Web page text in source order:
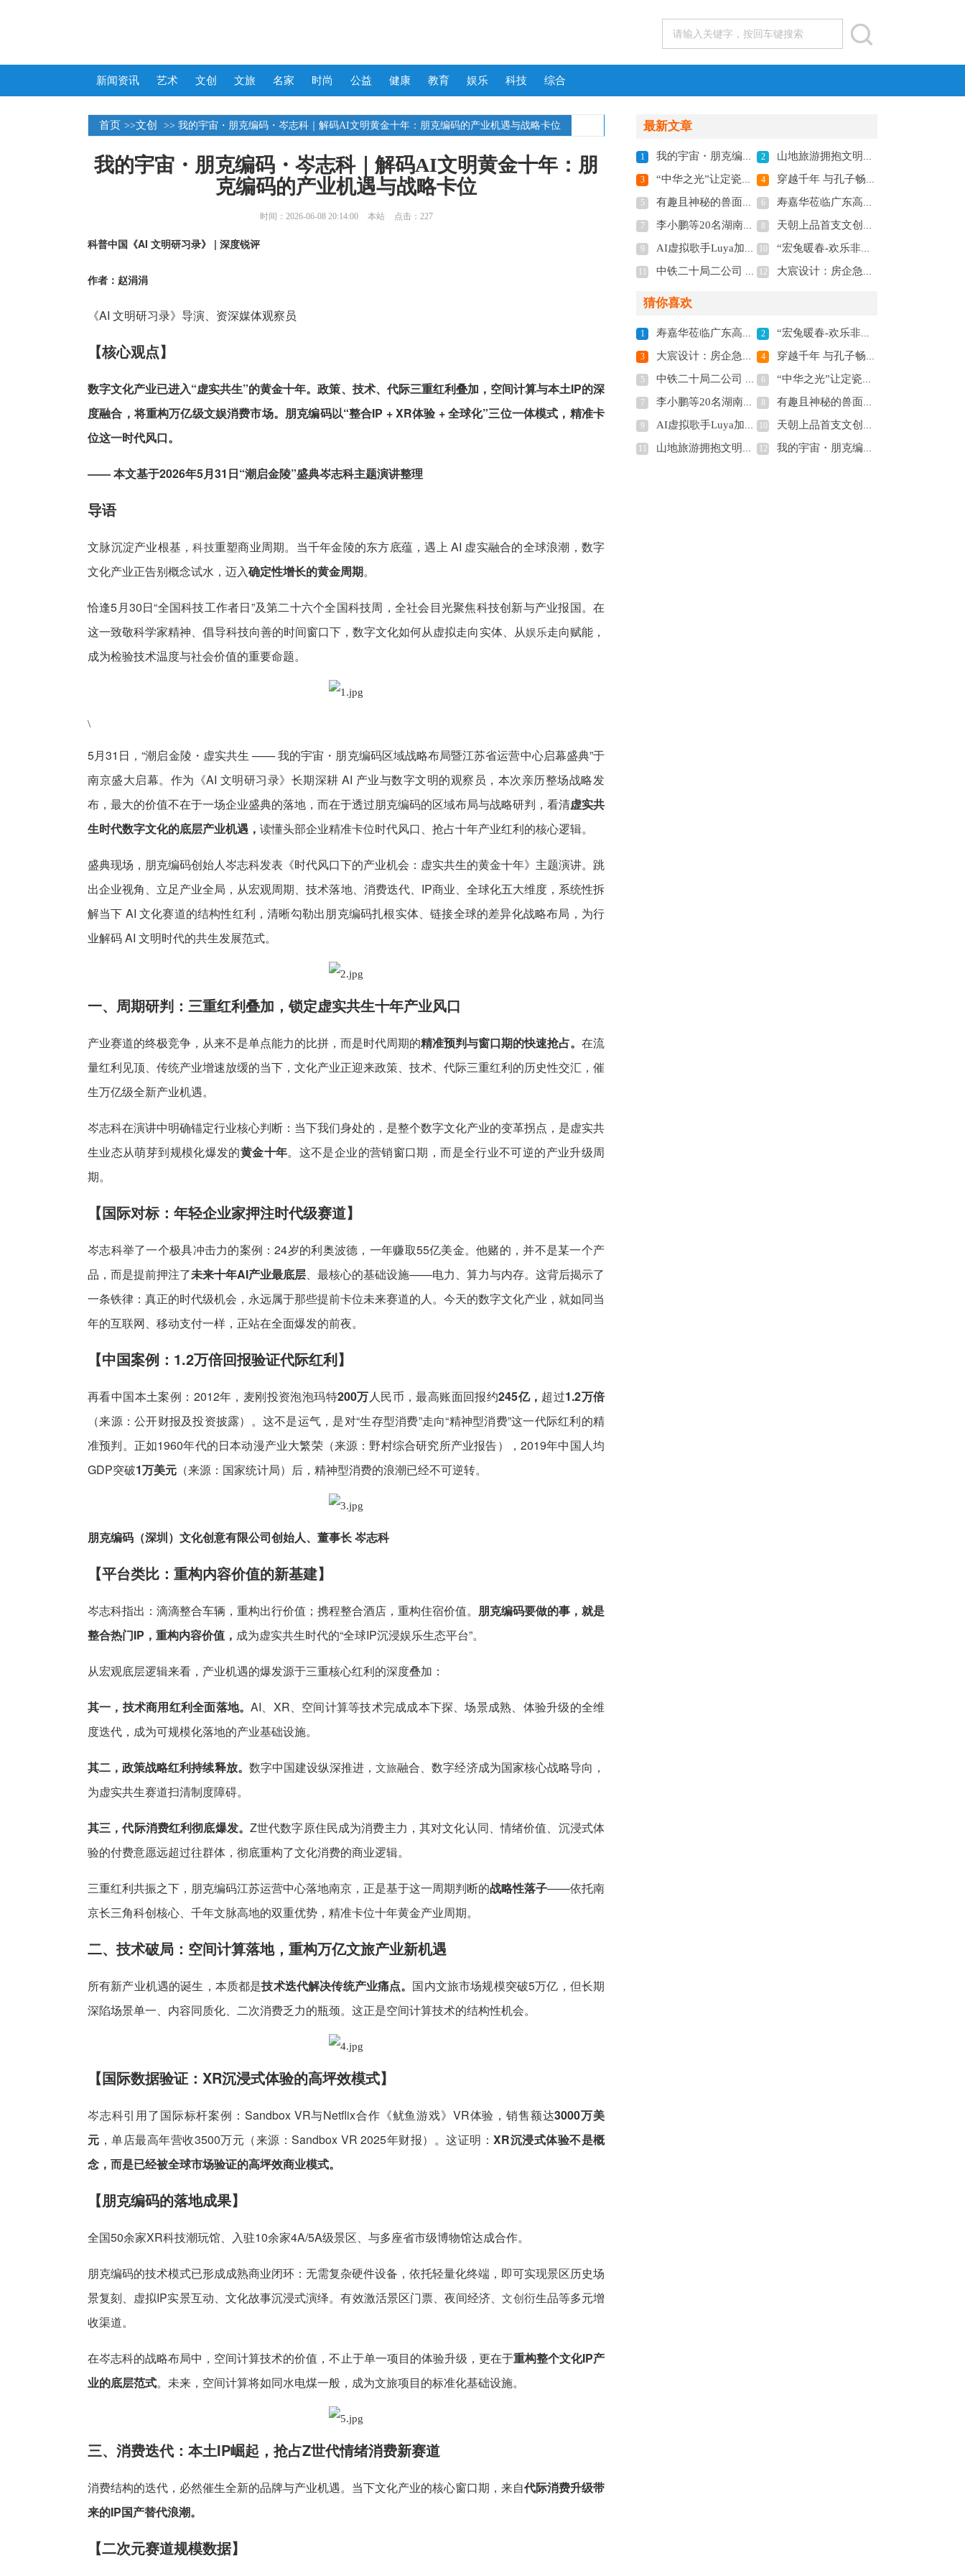
新闻资讯 艺术 文创 文旅 名家 时尚 公益 健康 教育 娱乐 科技 综合
首页 >>文创 >> 我的宇宙・朋克编码・岑志科｜解码AI文明黄金十年：朋克编码的产业机遇与战略卡位
我的宇宙・朋克编码・岑志科｜解码AI文明黄金十年：朋
克编码的产业机遇与战略卡位
时间：2026-06-08 20:14:00 本站 点击：227
科普中国《AI 文明研习录》 | 深度锐评
作者：赵涓涓
《AI 文明研习录》导演、资深媒体观察员
【核心观点】
数字文化产业已进入“虚实共生”的黄金十年。政策、技术、代际三重红利叠加，空间计算与本土IP的深
度融合，将重构万亿级文娱消费市场。朋克编码以“整合IP + XR体验 + 全球化”三位一体模式，精准卡
位这一时代风口。
—— 本文基于2026年5月31日“潮启金陵”盛典岑志科主题演讲整理
导语
文脉沉淀产业根基，科技重塑商业周期。当千年金陵的东方底蕴，遇上 AI 虚实融合的全球浪潮，数字
文化产业正告别概念试水，迈入确定性增长的黄金周期。
恰逢5月30日“全国科技工作者日”及第二十六个全国科技周，全社会目光聚焦科技创新与产业报国。在
这一致敬科学家精神、倡导科技向善的时间窗口下，数字文化如何从虚拟走向实体、从娱乐走向赋能，
成为检验技术温度与社会价值的重要命题。
\
5月31日，“潮启金陵・虚实共生 —— 我的宇宙・朋克编码区域战略布局暨江苏省运营中心启幕盛典”于
南京盛大启幕。作为《AI 文明研习录》长期深耕 AI 产业与数字文明的观察员，本次亲历整场战略发
布，最大的价值不在于一场企业盛典的落地，而在于透过朋克编码的区域布局与战略研判，看清虚实共
生时代数字文化的底层产业机遇， 读懂头部企业精准卡位时代风口、抢占十年产业红利的核心逻辑。
盛典现场，朋克编码创始人岑志科发表《时代风口下的产业机会：虚实共生的黄金十年》主题演讲。跳
出企业视角、立足产业全局，从宏观周期、技术落地、消费迭代、IP商业、全球化五大维度，系统性拆
解当下 AI 文化赛道的结构性红利，清晰勾勒出朋克编码扎根实体、链接全球的差异化战略布局，为行
业解码 AI 文明时代的共生发展范式。
一、周期研判：三重红利叠加，锁定虚实共生十年产业风口
产业赛道的终极竞争，从来不是单点能力的比拼，而是时代周期的精准预判与窗口期的快速抢占。 在流
量红利见顶、传统产业增速放缓的当下，文化产业正迎来政策、技术、代际三重红利的历史性交汇，催
生万亿级全新产业机遇。
岑志科在演讲中明确锚定行业核心判断：当下我们身处的，是整个数字文化产业的变革拐点，是虚实共
生业态从萌芽到规模化爆发的黄金十年。这不是企业的营销窗口期，而是全行业不可逆的产业升级周
期。
【国际对标：年轻企业家押注时代级赛道】
岑志科举了一个极具冲击力的案例：24岁的利奥波德，一年赚取55亿美金。他赌的，并不是某一个产
品，而是提前押注了未来十年AI产业最底层、最核心的基础设施——电力、算力与内存。这背后揭示了
一条铁律：真正的时代级机会，永远属于那些提前卡位未来赛道的人。今天的数字文化产业，就如同当
年的互联网、移动支付一样，正站在全面爆发的前夜。
【中国案例：1.2万倍回报验证代际红利】
再看中国本土案例：2012年，麦刚投资泡泡玛特200万人民币，最高账面回报约245亿， 超过1.2万倍
（来源：公开财报及投资披露）。这不是运气，是对“生存型消费”走向“精神型消费”这一代际红利的精
准预判。正如1960年代的日本动漫产业大繁荣（来源：野村综合研究所产业报告），2019年中国人均
GDP突破1万美元 （来源：国家统计局）后，精神型消费的浪潮已经不可逆转。
朋克编码（深圳）文化创意有限公司创始人、董事长 岑志科
【平台类比：重构内容价值的新基建】
岑志科指出：滴滴整合车辆，重构出行价值；携程整合酒店，重构住宿价值。 朋克编码要做的事，就是
整合热门IP，重构内容价值， 成为虚实共生时代的“全球IP沉浸娱乐生态平台”。
从宏观底层逻辑来看，产业机遇的爆发源于三重核心红利的深度叠加：
其一，技术商用红利全面落地。AI、XR、空间计算等技术完成成本下探、场景成熟、体验升级的全维
度迭代，成为可规模化落地的产业基础设施。
其二，政策战略红利持续释放。 数字中国建设纵深推进，文旅融合、数字经济成为国家核心战略导向，
为虚实共生赛道扫清制度障碍。
其三，代际消费红利彻底爆发。 Z世代数字原住民成为消费主力，其对文化认同、情绪价值、沉浸式体
验的付费意愿远超过往群体，彻底重构了文化消费的商业逻辑。
三重红利共振之下，朋克编码江苏运营中心落地南京，正是基于这一周期判断的战略性落子——依托南
京长三角科创核心、千年文脉高地的双重优势，精准卡位十年黄金产业周期。
二、技术破局：空间计算落地，重构万亿文旅产业新机遇
所有新产业机遇的诞生，本质都是技术迭代解决传统产业痛点。 国内文旅市场规模突破5万亿，但长期
深陷场景单一、内容同质化、二次消费乏力的瓶颈。这正是空间计算技术的结构性机会。
【国际数据验证：XR沉浸式体验的高坪效模式】
岑志科引用了国际标杆案例：Sandbox VR与Netflix合作《鱿鱼游戏》VR体验，销售额达3000万美
元 ，单店最高年营收3500万元（来源：Sandbox VR 2025年财报）。这证明： XR沉浸式体验不是概
念，而是已经被全球市场验证的高坪效商业模式。
【朋克编码的落地成果】
全国50余家XR科技潮玩馆、入驻10余家4A/5A级景区、与多座省市级博物馆达成合作。
朋克编码的技术模式已形成成熟商业闭环：无需复杂硬件设备，依托轻量化终端，即可实现景区历史场
景复刻、虚拟IP实景互动、文化故事沉浸式演绎。有效激活景区门票、夜间经济、文创衍生品等多元增
收渠道。
在岑志科的战略布局中，空间计算技术的价值，不止于单一项目的体验升级，更在于重构整个文化IP产
业的底层范式。未来，空间计算将如同水电煤一般，成为文旅项目的标准化基础设施。
三、消费迭代：本土IP崛起，抢占Z世代情绪消费新赛道
消费结构的迭代，必然催生全新的品牌与产业机遇。当下文化产业的核心窗口期，来自代际消费升级带
来的IP国产替代浪潮。
【二次元赛道规模数据】
最新文章
1 我的宇宙・朋克编码・岑志科｜解码AI文明黄金十年：朋克编码的产业机遇与战略卡位 2 山地旅游拥抱文明互鉴的世界丨2024“国际山地旅游日”主题活动将在法国尼斯举办
3 “中华之光”让定瓷数字化发光 4 穿越千年 与孔子畅谈数字藏品
5 有趣且神秘的兽面玉琮砚 弄潮儿们快来看 6 寿嘉华莅临广东高州考察，高凉南山彩玉荣登玉中新贵
7 李小鹏等20名湖南作家加入中国诗歌学会 8 天朝上品首支文创作品——二十四节气系列“春之韵”正式发布
9 AI虚拟歌手Luya加盟“虚拟偶像群星闹元宵” 10 “宏兔暖春-欢乐非遗年”2023遵生八笺走进湖南非遗新春集市
中铁二十局二公司 时间的记忆 12 大宸设计：房企急需精品设计应对市场变化
猜你喜欢
1 寿嘉华莅临广东高州考察，高凉南山彩玉荣登玉中新贵 2 “宏兔暖春-欢乐非遗年”2023遵生八笺走进湖南非遗新春集市
3 大宸设计：房企急需精品设计应对市场变化 4 穿越千年 与孔子畅谈数字藏品
5 中铁二十局二公司 时间的记忆 6 “中华之光”让定瓷数字化发光
7 李小鹏等20名湖南作家加入中国诗歌学会 8 有趣且神秘的兽面玉琮砚 弄潮儿们快来看
9 AI虚拟歌手Luya加盟“虚拟偶像群星闹元宵” 10 天朝上品首支文创作品——二十四节气系列“春之韵”正式发布
山地旅游拥抱文明互鉴的世界丨2024“国际山地旅游日”主题活动将在法国尼斯举办 12 我的宇宙・朋克编码・岑志科｜解码AI文明黄金十年：朋克编码的产业机遇与战略卡位